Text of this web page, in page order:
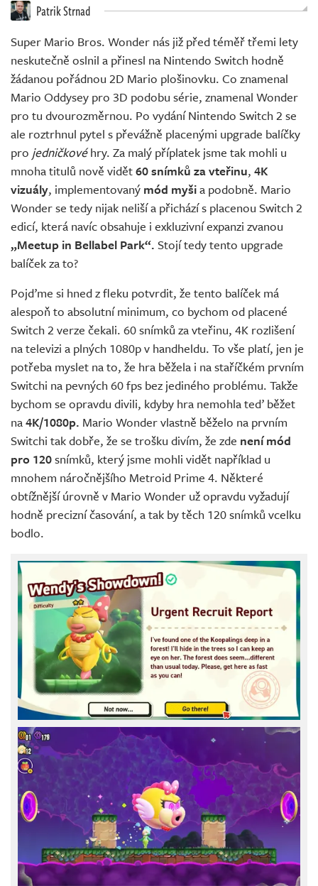
Živě Patrik Strnad
Super Mario Bros. Wonder nás již před téměř třemi lety
neskutečně oslnil a přinesl na Nintendo Switch hodně
žádanou pořádnou 2D Mario plošinovku. Co znamenal
Mario Oddysey pro 3D podobu série, znamenal Wonder
pro tu dvourozměrnou. Po vydání Nintendo Switch 2 se
ale roztrhnul pytel s převážně placenými upgrade balíčky
pro jedničkovéhry. Za malý příplatek jsme tak mohli u
mnoha titulů nově vidět60 snímků za vteřinu, 4K
vizuály, implementovaný mód myšia podobně. Mario
Wonder se tedy nijak neliší a přichází s placenou Switch 2
edicí, která navíc obsahuje i exkluzivní expanzi zvanou
„Meetup in Bellabel Park“. Stojí tedy tento upgrade
balíček za to?
Pojďme si hned z fleku potvrdit, že tento balíček má
alespoň to absolutní minimum, co bychom od placené
Switch 2 verze čekali. 60 snímků za vteřinu, 4K rozlišení
na televizi a plných 1080p v handheldu. To vše platí, jen je
potřeba myslet na to, že hra běžela i na staříčkém prvním
Switchi na pevných 60 fps bez jediného problému. Takže
bychom se opravdu divili, kdyby hra nemohla teď běžet
na4K/1080p. Mario Wonder vlastně běželo na prvním
Switchi tak dobře, že se trošku divím, že zde není mód
pro 120snímků, který jsme mohli vidět například u
mnohem náročnějšího Metroid Prime 4. Některé
obtížnější úrovně v Mario Wonder už opravdu vyžadují
hodně precizní časování, a tak by těch 120 snímků vcelku
bodlo.